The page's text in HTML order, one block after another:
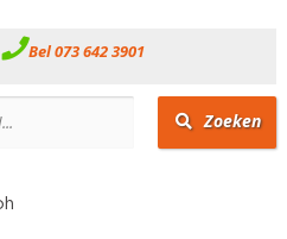
Bel 073 642 3901
Zoeken